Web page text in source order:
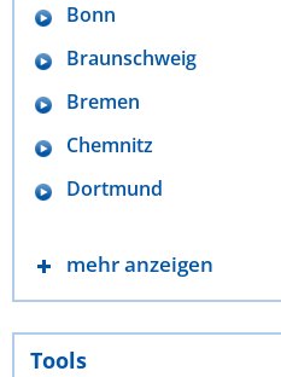
Bonn
Braunschweig
Bremen
Chemnitz
Dortmund
mehr anzeigen
Tools